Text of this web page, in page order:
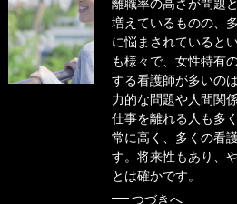
離職率の高さが問題
増えているものの、
に悩まされていると
も様々で、女性特有
する看護師が多いの
力的な問題や人間関
仕事を離れる人も多
常に高く、多くの看
す。将来性もあり、
とは確かです。
つづきへ